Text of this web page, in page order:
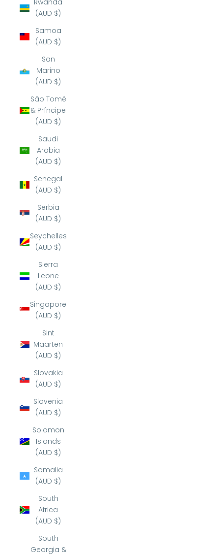
Rwanda
(AUD $)
Samoa
(AUD $)
San
Marino
(AUD $)
São Tomé
& Príncipe
(AUD $)
Saudi
Arabia
(AUD $)
Senegal
(AUD $)
Serbia
(AUD $)
Seychelles
(AUD $)
Sierra
Leone
(AUD $)
Singapore
(AUD $)
Sint
Maarten
(AUD $)
Slovakia
(AUD $)
Slovenia
(AUD $)
Solomon
Islands
(AUD $)
Somalia
(AUD $)
South
Africa
(AUD $)
South
Georgia &